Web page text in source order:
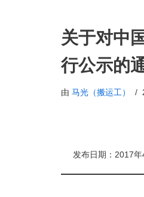
关于对中
行公示的
由 马光（搬运工）
发布日期：2017年